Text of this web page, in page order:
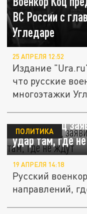
ВС России с
Угледаре
25 АПРЕЛЯ 12:52
Издание
что русские
многоэтажки
Военкор Коц
удар там, где
ПОЛИТИКА
19 АПРЕЛЯ 14:18
Русский
направлений,